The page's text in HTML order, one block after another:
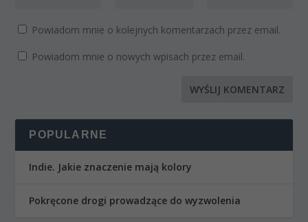
Powiadom mnie o kolejnych komentarzach przez email.
Powiadom mnie o nowych wpisach przez email.
POPULARNE
Indie. Jakie znaczenie mają kolory
Pokręcone drogi prowadzące do wyzwolenia